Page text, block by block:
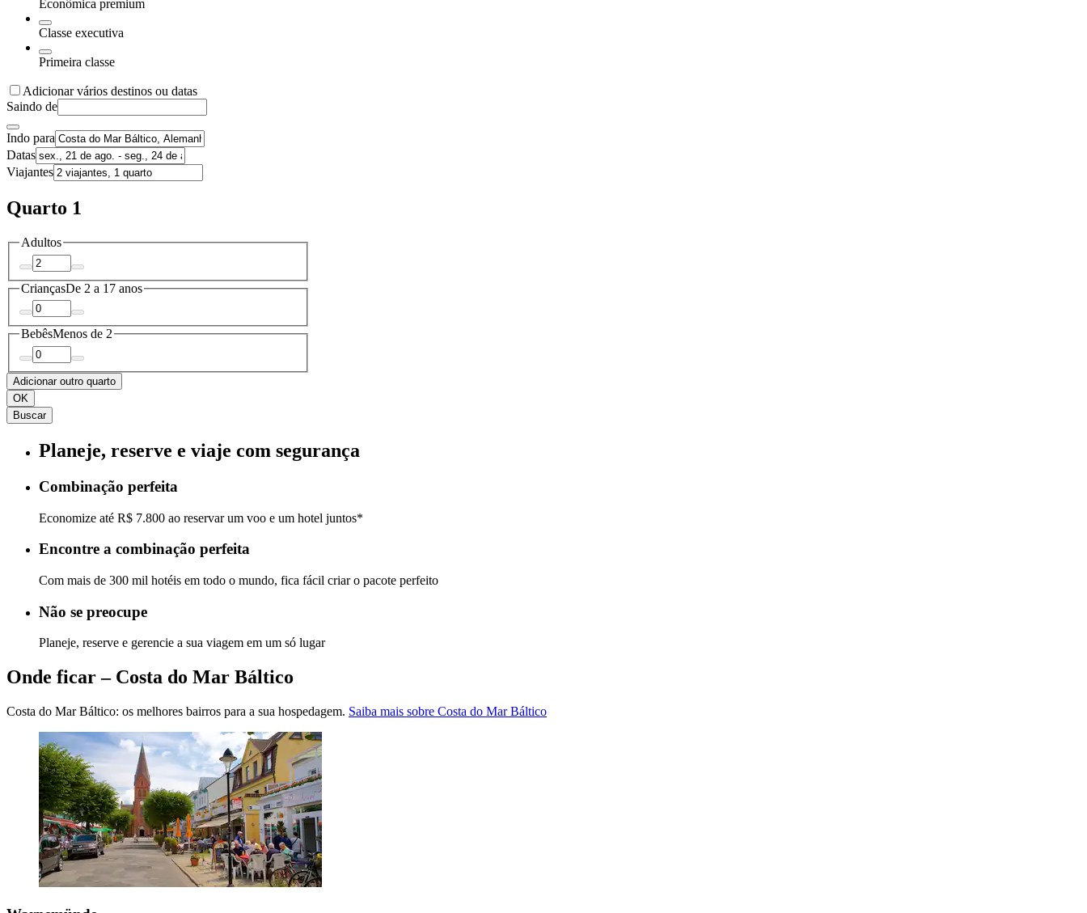
Econômica premium
Classe executiva
Primeira classe
Adicionar vários destinos ou datas
Saindo de
Indo para
Datas
Viajantes
Quarto 1
Adultos
CriançasDe 2 a 17 anos
BebêsMenos de 2
Adicionar outro quarto
OK
Buscar
Planeje, reserve e viaje com segurança
Combinação perfeita
Economize até R$ 7.800 ao reservar um voo e um hotel juntos*
Encontre a combinação perfeita
Com mais de 300 mil hotéis em todo o mundo, fica fácil criar o pacote perfeito
Não se preocupe
Planeje, reserve e gerencie a sua viagem em um só lugar
Onde ficar – Costa do Mar Báltico
Costa do Mar Báltico: os melhores bairros para a sua hospedagem. Saiba mais sobre Costa do Mar Báltico